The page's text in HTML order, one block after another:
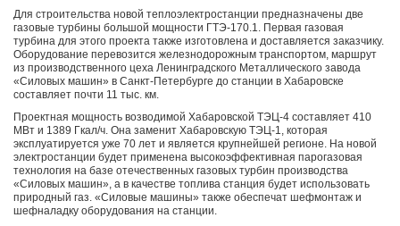
Для строительства новой теплоэлектростанции предназначены две
газовые турбины большой мощности ГТЭ-170.1. Первая газовая
турбина для этого проекта также изготовлена и доставляется заказчику.
Оборудование перевозится железнодорожным транспортом, маршрут
из производственного цеха Ленинградского Металлического завода
«Силовых машин» в Санкт-Петербурге до станции в Хабаровске
составляет почти 11 тыс. км.
Проектная мощность возводимой Хабаровской ТЭЦ-4 составляет 410
МВт и 1389 Гкал/ч. Она заменит Хабаровскую ТЭЦ-1, которая
эксплуатируется уже 70 лет и является крупнейшей регионе. На новой
электростанции будет применена высокоэффективная парогазовая
технология на базе отечественных газовых турбин производства
«Силовых машин», а в качестве топлива станция будет использовать
природный газ. «Силовые машины» также обеспечат шефмонтаж и
шефналадку оборудования на станции.